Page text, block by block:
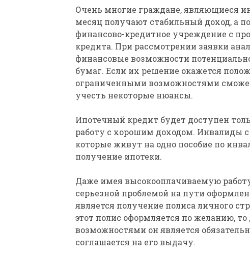
Очень многие граждане, являющиеся
месяц получают стабильный доход, а
финансово-кредитное учреждение с
кредита. При рассмотрении заявки
финансовые возможности
бумаг. Если их решение окажется
ограниченными возможностями
учесть некоторые нюансы.
Ипотечный кредит будет доступен
работу с хорошим доходом. Инвалиды с
которые живут на одно пособие по
получение ипотеки.
Даже имея высокооплачиваемую
серьезной проблемой на пути
является получение полиса личного
этот полис оформляется по желанию,
возможностями он является
соглашается на его выдачу.